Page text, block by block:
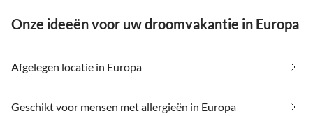
Onze ideeën voor uw droomvakantie in Europa
Afgelegen locatie in Europa
Geschikt voor mensen met allergieën in Europa